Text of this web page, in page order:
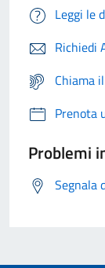
Leggi le
Richiedi
Chiama
Prenota
Problemi
Segnala